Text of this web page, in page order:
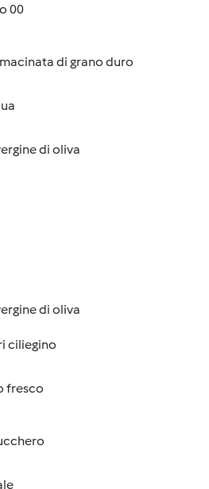
00
di grano duro
di oliva
di oliva
ciliegino
fresco